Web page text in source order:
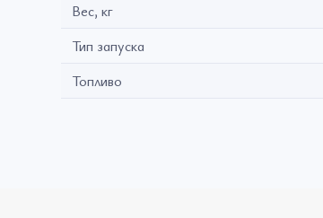
Вес, кг
Тип запуска
Топливо